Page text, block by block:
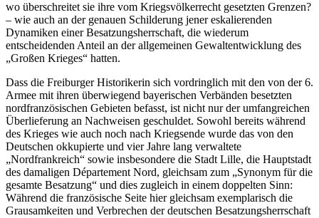
wo überschreitet sie ihre vom Kriegsvölkerrecht gesetzten Grenzen?
– wie auch an der genauen Schilderung jener eskalierenden
Dynamiken einer Besatzungsherrschaft, die wiederum
entscheidenden Anteil an der allgemeinen Gewaltentwicklung des
„Großen Krieges“ hatten.
Dass die Freiburger Historikerin sich vordringlich mit den von der 6.
Armee mit ihren überwiegend bayerischen Verbänden besetzten
nordfranzösischen Gebieten befasst, ist nicht nur der umfangreichen
Überlieferung an Nachweisen geschuldet. Sowohl bereits während
des Krieges wie auch noch nach Kriegsende wurde das von den
Deutschen okkupierte und vier Jahre lang verwaltete
„Nordfrankreich“ sowie insbesondere die Stadt Lille, die Hauptstadt
des damaligen Département Nord, gleichsam zum „Synonym für die
gesamte Besatzung“ und dies zugleich in einem doppelten Sinn:
Während die französische Seite hier gleichsam exemplarisch die
Grausamkeiten und Verbrechen der deutschen Besatzungsherrschaft